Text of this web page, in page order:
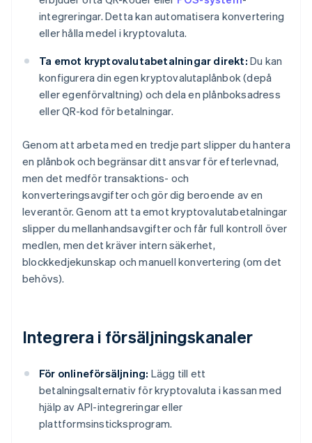
integreringar. Detta kan automatisera konvertering
eller hålla medel i kryptovaluta.
Ta emot kryptovalutabetalningar direkt: Du kan
konfigurera din egen kryptovalutaplånbok (depå
eller egenförvaltning) och dela en plånboksadress
eller QR-kod för betalningar.
Genom att arbeta med en tredje part slipper du hantera
en plånbok och begränsar ditt ansvar för efterlevnad,
men det medför transaktions- och
konverteringsavgifter och gör dig beroende av en
leverantör. Genom att ta emot kryptovalutabetalningar
slipper du mellanhandsavgifter och får full kontroll över
medlen, men det kräver intern säkerhet,
blockkedjekunskap och manuell konvertering (om det
behövs).
Integrera i försäljningskanaler
För onlineförsäljning: Lägg till ett
betalningsalternativ för kryptovaluta i kassan med
hjälp av API-integreringar eller
plattformsinsticksprogram.